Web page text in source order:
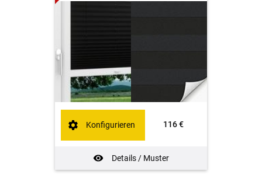
116 €
Details / Muster
Konfigurieren